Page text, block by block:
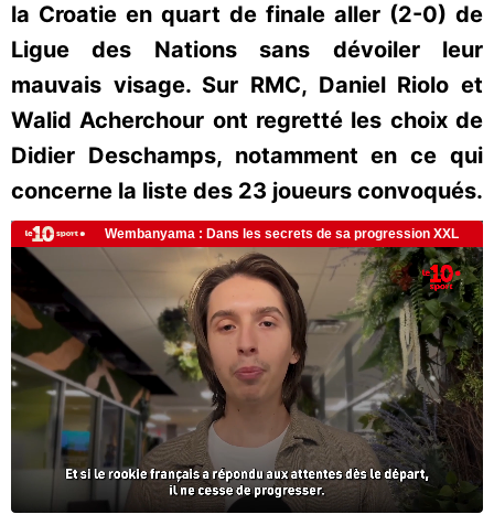
la Croatie en quart de finale aller (2-0) de
Ligue des Nations sans dévoiler leur
mauvais visage. Sur RMC, Daniel Riolo et
Walid Acherchour ont regretté les choix de
Didier Deschamps, notamment en ce qui
concerne la liste des 23 joueurs convoqués.